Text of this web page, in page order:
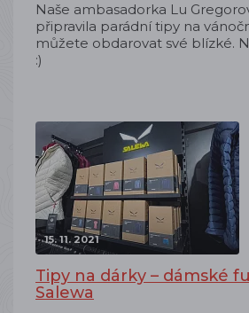
Naše ambasadorka Lu
připravila parádní tipy na
můžete obdarovat své blízké.
:)
15. 11. 2021
Tipy na dárky – dámské
Salewa